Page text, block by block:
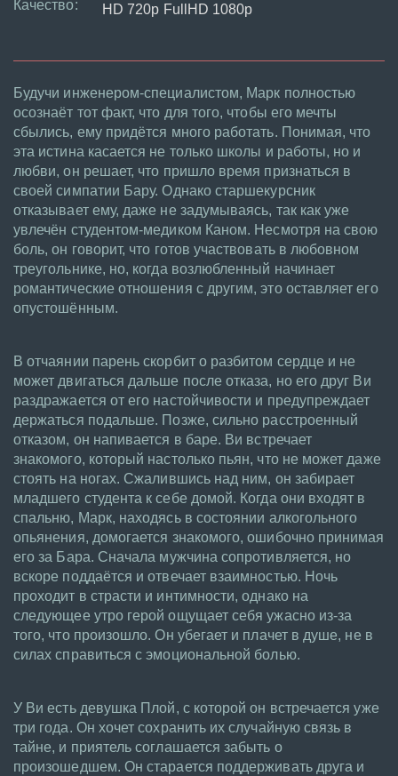
Качество: HD 720p FullHD 1080p
Будучи инженером-специалистом, Марк полностью
осознаёт тот факт, что для того, чтобы его мечты
сбылись, ему придётся много работать. Понимая, что
эта истина касается не только школы и работы, но и
любви, он решает, что пришло время признаться в
своей симпатии Бару. Однако старшекурсник
отказывает ему, даже не задумываясь, так как уже
увлечён студентом-медиком Каном. Несмотря на свою
боль, он говорит, что готов участвовать в любовном
треугольнике, но, когда возлюбленный начинает
романтические отношения с другим, это оставляет его
опустошённым.
В отчаянии парень скорбит о разбитом сердце и не
может двигаться дальше после отказа, но его друг Ви
раздражается от его настойчивости и предупреждает
держаться подальше. Позже, сильно расстроенный
отказом, он напивается в баре. Ви встречает
знакомого, который настолько пьян, что не может даже
стоять на ногах. Сжалившись над ним, он забирает
младшего студента к себе домой. Когда они входят в
спальню, Марк, находясь в состоянии алкогольного
опьянения, домогается знакомого, ошибочно принимая
его за Бара. Сначала мужчина сопротивляется, но
вскоре поддаётся и отвечает взаимностью. Ночь
проходит в страсти и интимности, однако на
следующее утро герой ощущает себя ужасно из-за
того, что произошло. Он убегает и плачет в душе, не в
силах справиться с эмоциональной болью.
У Ви есть девушка Плой, с которой он встречается уже
три года. Он хочет сохранить их случайную связь в
тайне, и приятель соглашается забыть о
произошедшем. Он старается поддерживать друга и